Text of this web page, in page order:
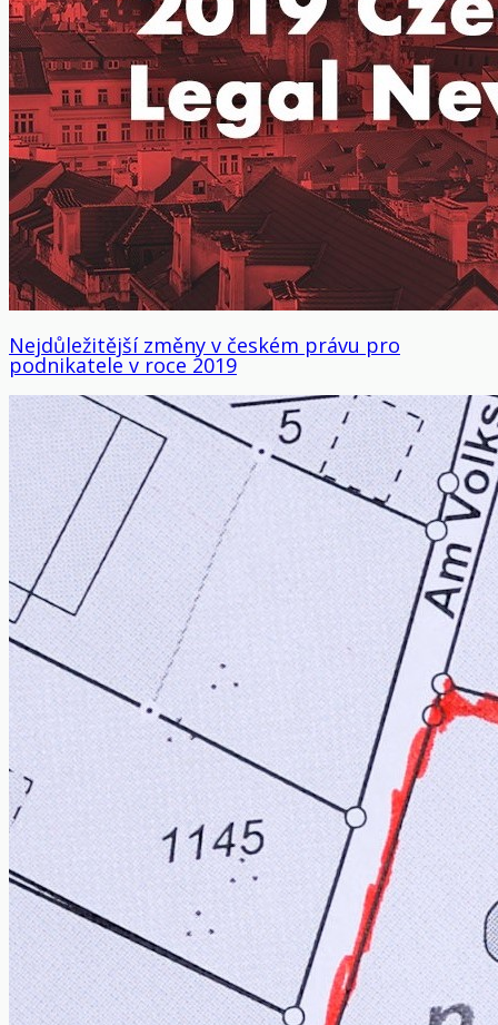
Nejdůležitější změny v českém právu pro
podnikatele v roce 2019